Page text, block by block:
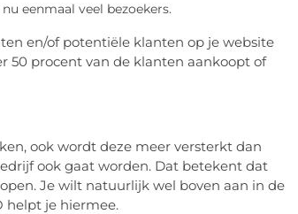
eenmaal veel bezoekers.
en/of potentiële klanten op je website
50 procent van de klanten aankoopt of
ook wordt deze meer versterkt dan
ook gaat worden. Dat betekent dat
Je wilt natuurlijk wel boven aan in de
helpt je hiermee.